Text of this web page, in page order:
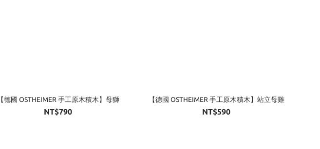
【德國 OSTHEIMER 手工原木積木】母獅
NT$790
【德國 OSTHEIMER 手工原木積木】站立母雞
NT$590